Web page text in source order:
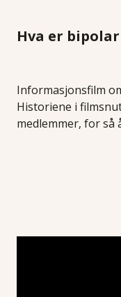
Hva er
Informasjonsfilm
Historiene i
medlemmer, for så